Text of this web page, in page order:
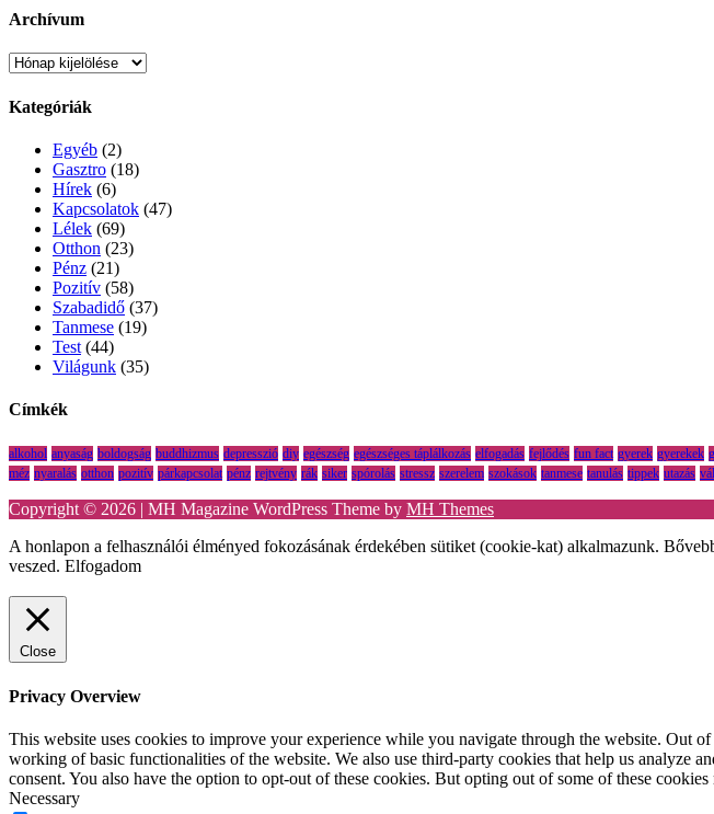
Archívum
Archívum
Kategóriák
Egyéb (2)
Gasztro (18)
Hírek (6)
Kapcsolatok (47)
Lélek (69)
Otthon (23)
Pénz (21)
Pozitív (58)
Szabadidő (37)
Tanmese (19)
Test (44)
Világunk (35)
Címkék
alkohol anyaság boldogság buddhizmus depresszió diy egészség egészséges táplálkozás elfogadás fejlődés fun fact gyerek gyerekek
méz nyaralás otthon pozitív párkapcsolat pénz rejtvény rák siker spórolás stressz szerelem szokások tanmese tanulás tippek utazás
Copyright © 2026 | MH Magazine WordPress Theme by MH Themes
A honlapon a felhasználói élményed fokozásának érdekében sütiket (cookie-kat) alkalmazunk.
veszed. Elfogadom
Close
Privacy Overview
This website uses cookies to improve your experience while you navigate through the website. Out
working of basic functionalities of the website. We also use third-party cookies that help us analyze
consent. You also have the option to opt-out of these cookies. But opting out of some of these
Necessary